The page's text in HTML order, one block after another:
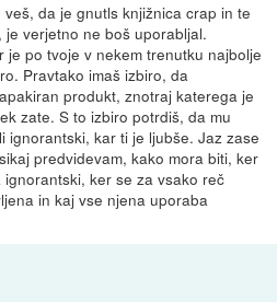
da je gnutls knjižnica crap in te
verjetno ne boš uporabljal.
je po tvoje v nekem trenutku najbolje
Pravtako imaš izbiro, da
produkt, znotraj katerega je
zate. S to izbiro potrdiš, da mu
ignorantski, kar ti je ljubše. Jaz zase
predvidevam, kako mora biti, ker
ker se za vsako reč
in kaj vse njena uporaba